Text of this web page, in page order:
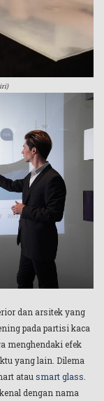
dan arsitek yang
pada partisi kaca
menghendaki efek
yang lain. Dilema
atau smart glass
dengan nama